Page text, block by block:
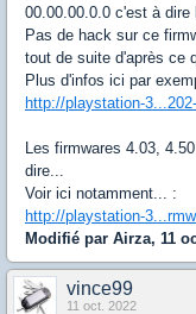
00.00.00.0.0 c'est à dire
Pas de hack sur ce
tout de suite d'après ce
Plus d'infos ici par
http://playstation-
Les firmwares 4.03,
dire...
Voir ici notamment... :
http://playstation-
Modifié par Airza, 11
vince99
11 oct. 2022